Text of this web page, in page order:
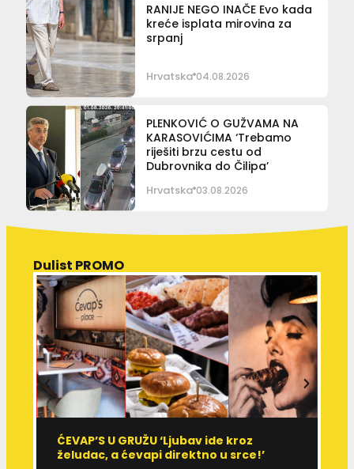
RANIJE NEGO INAČE Evo kada
kreće isplata mirovina za
srpanj
Hrvatska 04.08.2026
PLENKOVIĆ O GUŽVAMA NA
KARASOVIĆIMA ‘Trebamo
riješiti brzu cestu od
Dubrovnika do Čilipa’
Hrvatska 03.08.2026
Dulist PROMO
ĆEVAP’S U GRUŽU ‘Ljubav ide kroz
želudac, a ćevapi direktno u srce!’